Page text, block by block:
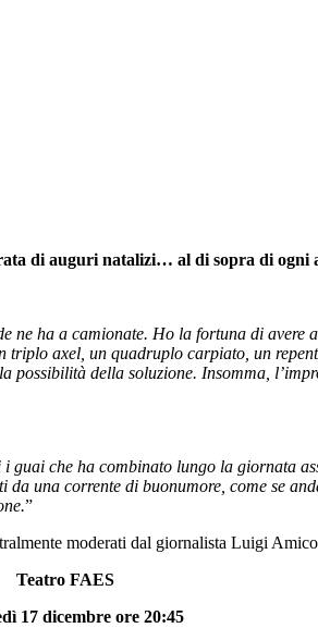
di auguri natalizi… al di sopra di ogni
ne ha a camionate. Ho la fortuna di
axel, un quadruplo carpiato, un
possibilità della soluzione. Insomma,
guai che ha combinato lungo la giornata
una corrente di buonumore, come se
”
moderati dal giornalista Luigi
Teatro FAES
17 dicembre ore 20:45